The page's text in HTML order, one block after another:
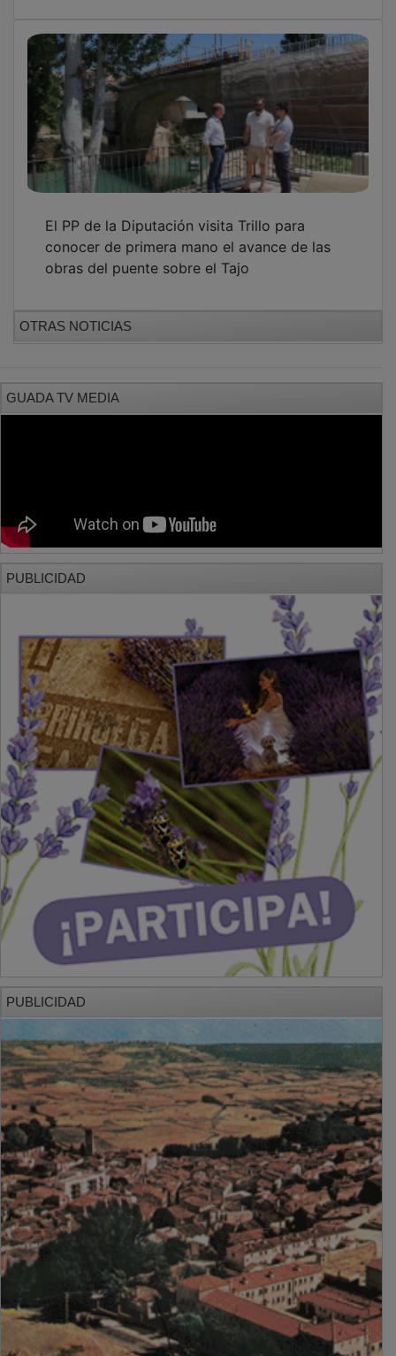
El PP de la Diputación visita Trillo para
conocer de primera mano el avance de las
obras del puente sobre el Tajo
OTRAS NOTICIAS
GUADA TV MEDIA
PUBLICIDAD
PUBLICIDAD